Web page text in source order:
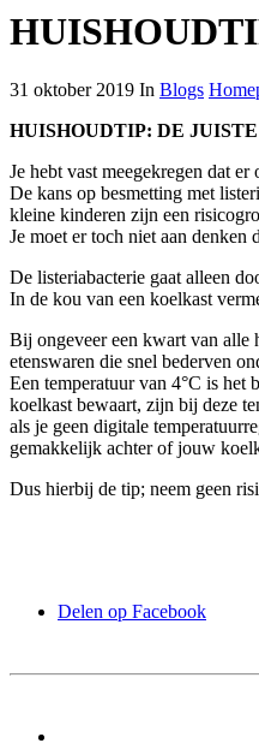
31 oktober 2019 In Blogs
HUISHOUDTIP: DE
Je hebt vast meegekregen dat
De kans op besmetting met
kleine kinderen zijn een
Je moet er toch niet aan denken
De listeriabacterie gaat alleen
In de kou van een koelkast
Bij ongeveer een kwart van alle
etenswaren die snel bederven
Een temperatuur van 4°C is het
koelkast bewaart, zijn bij deze
als je geen digitale
gemakkelijk achter of jouw
Dus hierbij de tip; neem geen
Delen op Facebook